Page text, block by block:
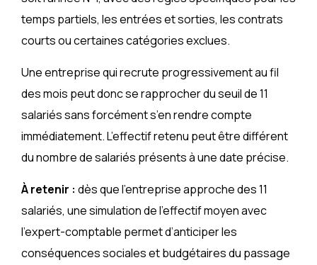
temps partiels, les entrées et sorties, les contrats
courts ou certaines catégories exclues.
Une entreprise qui recrute progressivement au fil
des mois peut donc se rapprocher du seuil de 11
salariés sans forcément s’en rendre compte
immédiatement. L’effectif retenu peut être différent
du nombre de salariés présents à une date précise.
À retenir : dès que l’entreprise approche des 11
salariés, une simulation de l’effectif moyen avec
l’expert-comptable permet d’anticiper les
conséquences sociales et budgétaires du passage